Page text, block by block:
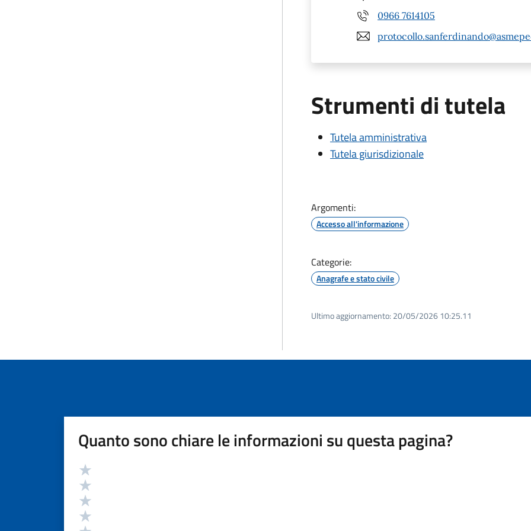
0966 7614105
Strumenti di tutela
Tutela amministrativa
Tutela giurisdizionale
Argomenti:
Accesso all'informazione
Categorie:
Anagrafe e stato civile
Ultimo aggiornamento: 20/05/2026 10:25.11
Quanto sono chiare le informazioni su questa pagina?
Valutazione